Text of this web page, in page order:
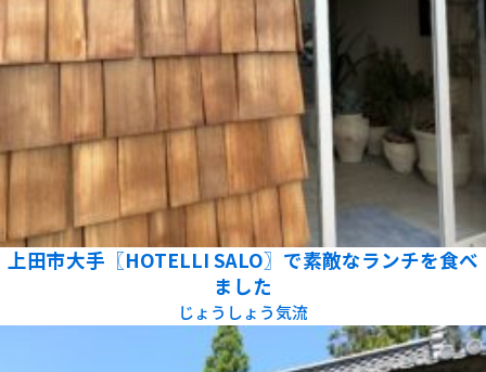
上田市大手〖HOTELLI SALO〗で素敵なランチを食べ
ました
じょうしょう気流